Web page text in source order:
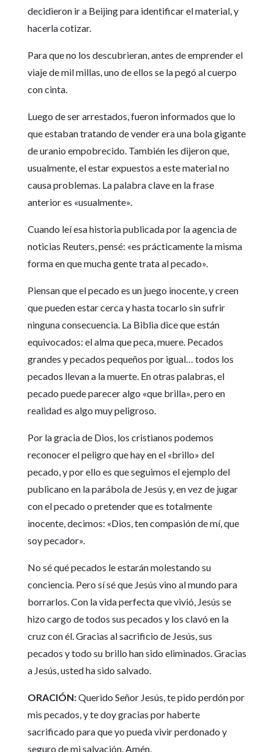
decidieron ir a Beijing para identificar el material, y
hacerla cotizar.
Para que no los descubrieran, antes de emprender el
viaje de mil millas, uno de ellos se la pegó al cuerpo
con cinta.
Luego de ser arrestados, fueron informados que lo
que estaban tratando de vender era una bola gigante
de uranio empobrecido. También les dijeron que,
usualmente, el estar expuestos a este material no
causa problemas. La palabra clave en la frase
anterior es «usualmente».
Cuando leí esa historia publicada por la agencia de
noticias Reuters, pensé: «es prácticamente la misma
forma en que mucha gente trata al pecado».
Piensan que el pecado es un juego inocente, y creen
que pueden estar cerca y hasta tocarlo sin sufrir
ninguna consecuencia. La Biblia dice que están
equivocados: el alma que peca, muere. Pecados
grandes y pecados pequeños por igual… todos los
pecados llevan a la muerte. En otras palabras, el
pecado puede parecer algo «que brilla», pero en
realidad es algo muy peligroso.
Por la gracia de Dios, los cristianos podemos
reconocer el peligro que hay en el «brillo» del
pecado, y por ello es que seguimos el ejemplo del
publicano en la parábola de Jesús y, en vez de jugar
con el pecado o pretender que es totalmente
inocente, decimos: «Dios, ten compasión de mí, que
soy pecador».
No sé qué pecados le estarán molestando su
conciencia. Pero sí sé que Jesús vino al mundo para
borrarlos. Con la vida perfecta que vivió, Jesús se
hizo cargo de todos sus pecados y los clavó en la
cruz con él. Gracias al sacrificio de Jesús, sus
pecados y todo su brillo han sido eliminados. Gracias
a Jesús, usted ha sido salvado.
ORACIÓN:Querido Señor Jesús, te pido perdón por
mis pecados, y te doy gracias por haberte
sacrificado para que yo pueda vivir perdonado y
seguro de mi salvación. Amén.